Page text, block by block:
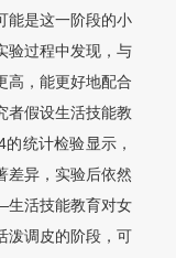
能是这一阶段的小
验过程中发现，与
高，能更好地配合
者假设生活技能教
的统计检验显示，
差异，实验后依然
生活技能教育对女
泼调皮的阶段，可